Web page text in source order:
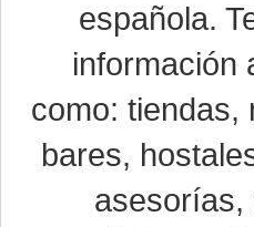
española.
información
como: tiendas,
bares,
asesorías,